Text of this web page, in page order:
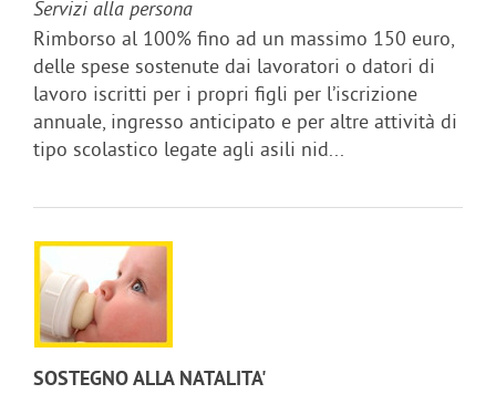
Servizi alla persona
Rimborso al 100% fino ad un massimo 150 euro,
delle spese sostenute dai lavoratori o datori di
lavoro iscritti per i propri figli per l’iscrizione
annuale, ingresso anticipato e per altre attività di
tipo scolastico legate agli asili nid...
SOSTEGNO ALLA NATALITA'